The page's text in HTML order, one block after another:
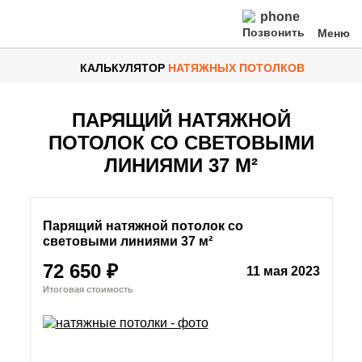
Позвонить
КАЛЬКУЛЯТОР НАТЯЖНЫХ ПОТОЛКОВ
Натяжные потолки
Виды потолков
Освещение
По типу помещения
Материал
Услуги и сервис
О компании
ПАРЯЩИЙ НАТЯЖНОЙ
ПОТОЛОК СО СВЕТОВЫМИ
ЛИНИЯМИ 37 М²
Парящий натяжной потолок со
световыми линиями 37 м²
72 650 ₽ 11 мая 2023